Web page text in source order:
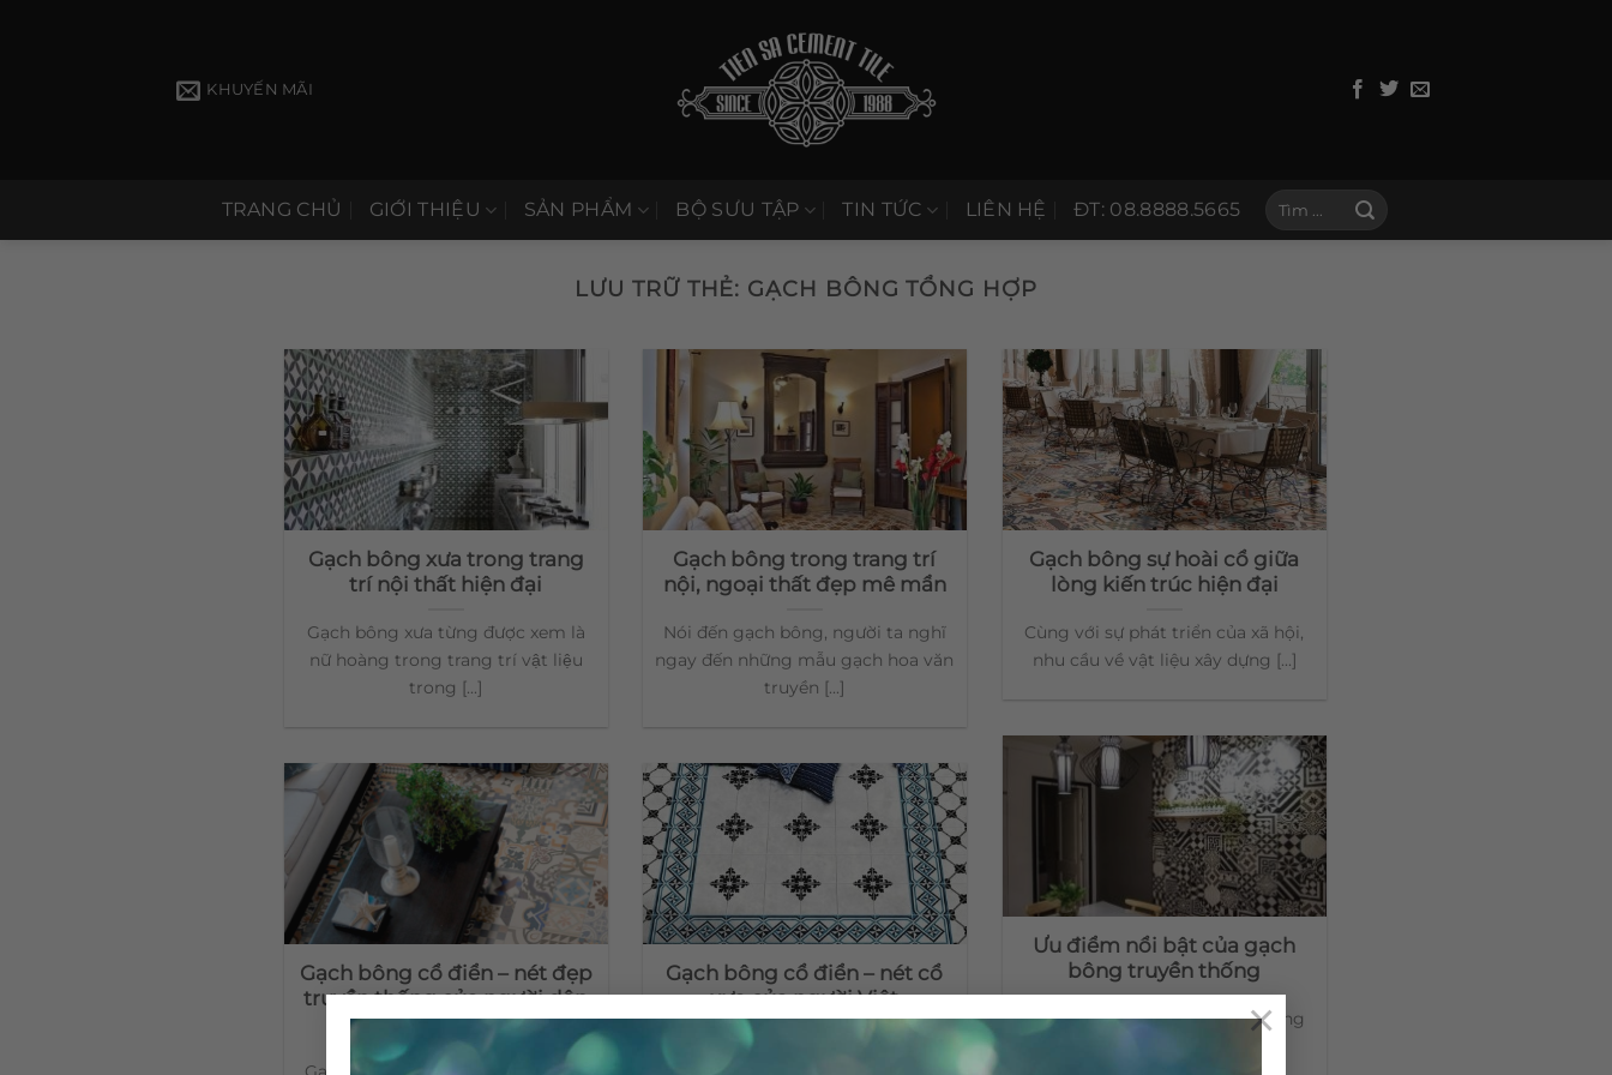
×
KHUYẾN MÃI
TRANG CHỦ GIỚI THIỆU SẢN PHẨM BỘ SƯU TẬP TIN TỨC LIÊN HỆ ĐT: 08.8888.5665
Tìm
LƯU TRỮ THẺ: GẠCH BÔNG TỔNG HỢP
Gạch bông xưa trong trang
trí nội thất hiện đại
Gạch bông xưa từng được xem là
nữ hoàng trong trang trí vật liệu
trong [...]
Gạch bông trong trang trí
nội, ngoại thất đẹp mê mẩn
Nói đến gạch bông, người ta nghĩ
ngay đến những mẫu gạch hoa văn
truyền [...]
Gạch bông sự hoài cổ giữa
lòng kiến trúc hiện đại
Cùng với sự phát triển của xã hội,
nhu cầu về vật liệu xây dựng [...]
Ưu điểm nổi bật của gạch
bông truyền thống
Gạch bông hiện nay là một trong
Gạch bông cổ điển – nét đẹp
truyền thống của người dân
Việt
Gạch bông cổ điển – nét cổ
xưa của người Việt
[wordpress_file_upload]Gạch bông